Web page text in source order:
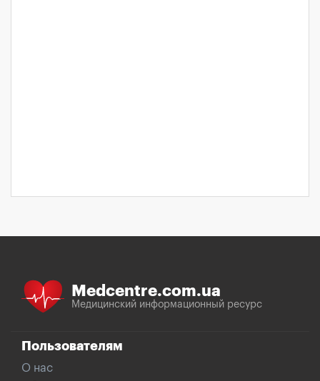
Medcentre.com.ua
Медицинский информационный ресурс
Пользователям
О нас